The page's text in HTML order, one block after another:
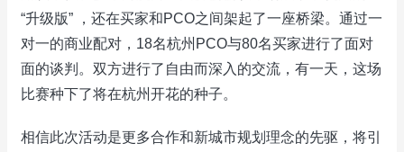
“升级版” ，还在买家和PCO之间架起了一座桥梁。通过一
对一的商业配对，18名杭州PCO与80名买家进行了面对
面的谈判。双方进行了自由而深入的交流，有一天，这场
比赛种下了将在杭州开花的种子。
相信此次活动是更多合作和新城市规划理念的先驱，将引